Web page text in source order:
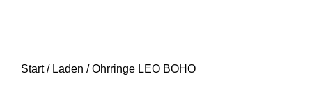
Start/ Laden / Ohrringe LEO BOHO